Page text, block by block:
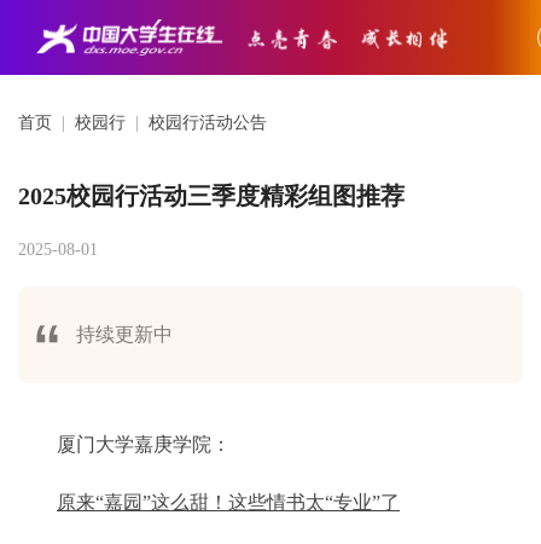
首页 校园行 校园行活动公告
2025校园行活动三季度精彩组图推荐
2025-08-01
持续更新中
厦门大学嘉庚学院：
原来“嘉园”这么甜！这些情书太“专业”了